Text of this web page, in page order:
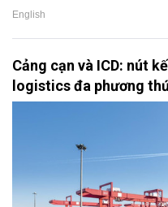
English
Cảng cạn và ICD: nút
logistics đa phương